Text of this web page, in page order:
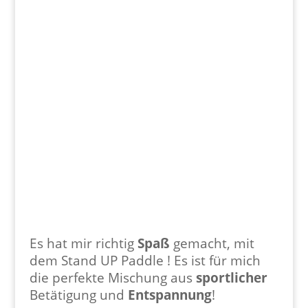
Es hat mir richtig Spaß gemacht, mit
dem Stand UP Paddle ! Es ist für mich
die perfekte Mischung aus sportlicher
Betätigung und Entspannung!